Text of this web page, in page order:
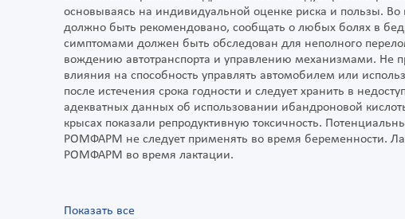
основываясь на индивидуальной оценке риска и пользы.
должно быть рекомендовано, сообщать о любых болях в
симптомами должен быть обследован для неполного
вождению автотранспорта и управлению механизмами. Не
влияния на способность управлять автомобилем или
после истечения срока годности и следует хранить в
адекватных данных об использовании ибандроновой
крысах показали репродуктивную токсичность.
РОМФАРМ не следует применять во время беременности.
РОМФАРМ во время лактации.
Показать все